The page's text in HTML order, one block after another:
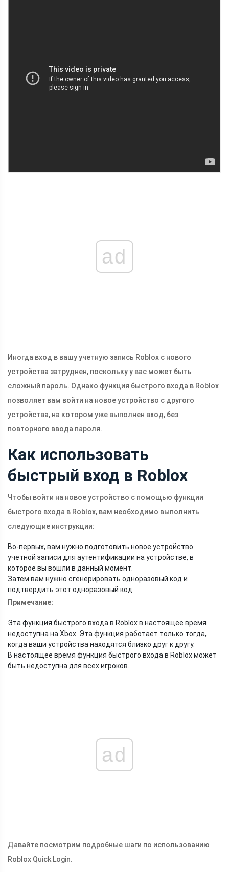
ad
Иногда вход в вашу учетную запись Roblox с нового
устройства затруднен, поскольку у вас может быть
сложный пароль. Однако функция быстрого входа в Roblox
позволяет вам войти на новое устройство с другого
устройства, на котором уже выполнен вход, без
повторного ввода пароля.
Как использовать
быстрый вход в Roblox
Чтобы войти на новое устройство с помощью функции
быстрого входа в Roblox, вам необходимо выполнить
следующие инструкции:
Во-первых, вам нужно подготовить новое устройство
учетной записи для аутентификации на устройстве, в
которое вы вошли в данный момент.
Затем вам нужно сгенерировать одноразовый код и
подтвердить этот одноразовый код.
Примечание:
Эта функция быстрого входа в Roblox в настоящее время
недоступна на Xbox. Эта функция работает только тогда,
когда ваши устройства находятся близко друг к другу.
В настоящее время функция быстрого входа в Roblox может
быть недоступна для всех игроков.
ad
Давайте посмотрим подробные шаги по использованию
Roblox Quick Login.